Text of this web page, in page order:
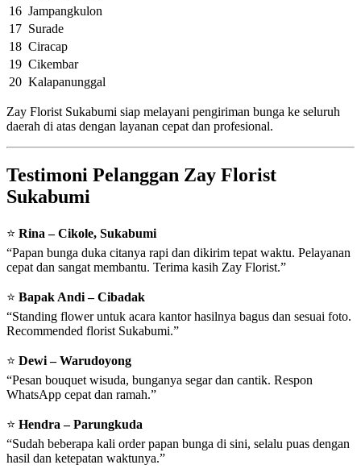
16 Jampangkulon
17 Surade
18 Ciracap
19 Cikembar
20 Kalapanunggal
Zay Florist Sukabumi siap melayani pengiriman bunga ke seluruh
daerah di atas dengan layanan cepat dan profesional.
Testimoni Pelanggan Zay Florist
Sukabumi
⭐ Rina – Cikole, Sukabumi
“Papan bunga duka citanya rapi dan dikirim tepat waktu. Pelayanan
cepat dan sangat membantu. Terima kasih Zay Florist.”
⭐ Bapak Andi – Cibadak
“Standing flower untuk acara kantor hasilnya bagus dan sesuai foto.
Recommended florist Sukabumi.”
⭐ Dewi – Warudoyong
“Pesan bouquet wisuda, bunganya segar dan cantik. Respon
WhatsApp cepat dan ramah.”
⭐ Hendra – Parungkuda
“Sudah beberapa kali order papan bunga di sini, selalu puas dengan
hasil dan ketepatan waktunya.”